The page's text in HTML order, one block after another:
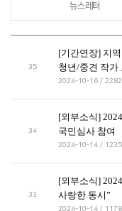
뉴스레터
35
[기간연장] 지
청년/중견 작가
2024-10-16 / 2282
34
[외부소식]
국민심사 참여
2024-10-14 / 1235
33
[외부소식]
사랑한 동시”
2024-10-14 / 1178